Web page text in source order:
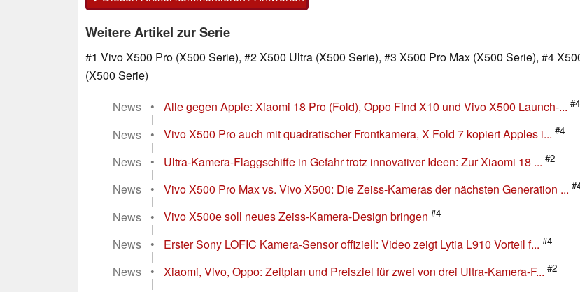
(auch ohne Anmeldung möglich)!
Diesen Artikel kommentieren / Antworten
Weitere Artikel zur Serie
#1 Vivo X500 Pro (X500 Serie), #2 X500 Ultra (X500 Serie), #3 X500 Pro Max (X500 Serie), #4 X500
|
•
|
•
|
|
• #4
|
•